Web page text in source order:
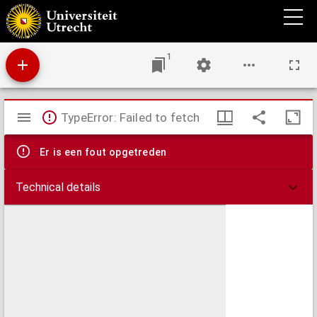
Quantitatieve onderzoekingen over reflexen ...
1
Mirador
viewer
TypeError: Failed to fetch
Er is een fout opgetreden
Technical details